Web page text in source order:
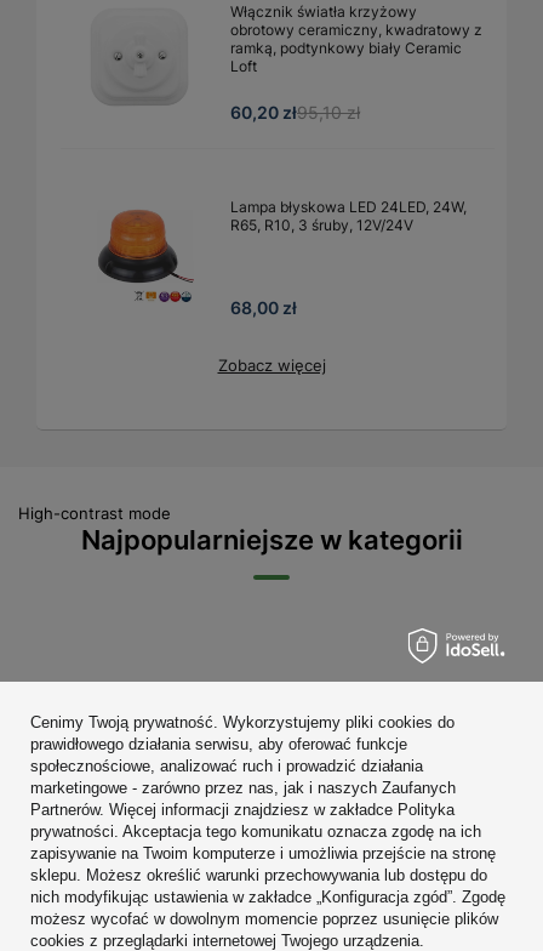
Włącznik światła krzyżowy
obrotowy ceramiczny, kwadratowy z
ramką, podtynkowy biały Ceramic
Loft
60,20 zł95,10 zł
Lampa błyskowa LED 24LED, 24W,
R65, R10, 3 śruby, 12V/24V
68,00 zł
Zobacz więcej
High-contrast mode
Najpopularniejsze w kategorii
Konto
Regulaminy
Zobacz również
W sklepie prezentujemy ceny brutto (z VAT).
Cenimy Twoją prywatność. Wykorzystujemy pliki cookies do
prawidłowego działania serwisu, aby oferować funkcje
społecznościowe, analizować ruch i prowadzić działania
marketingowe - zarówno przez nas, jak i naszych Zaufanych
Partnerów. Więcej informacji znajdziesz w zakładce Polityka
prywatności. Akceptacja tego komunikatu oznacza zgodę na ich
zapisywanie na Twoim komputerze i umożliwia przejście na stronę
sklepu. Możesz określić warunki przechowywania lub dostępu do
nich modyfikując ustawienia w zakładce „Konfiguracja zgód”. Zgodę
możesz wycofać w dowolnym momencie poprzez usunięcie plików
cookies z przeglądarki internetowej Twojego urządzenia.